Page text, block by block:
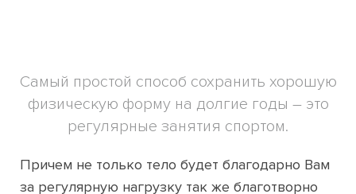
Самый простой способ сохранить хорошую
физическую форму на долгие годы – это
регулярные занятия спортом.
Причем не только тело будет благодарно Вам
за регулярную нагрузку так же благотворно